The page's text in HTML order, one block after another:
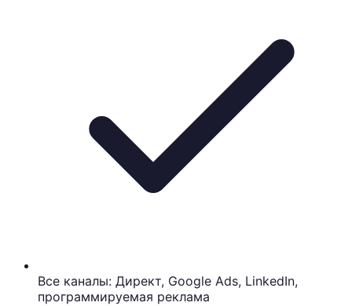
Все каналы: Директ, Google Ads, LinkedIn,
программируемая реклама